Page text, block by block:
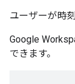
ユーザーが時
Google
できます。